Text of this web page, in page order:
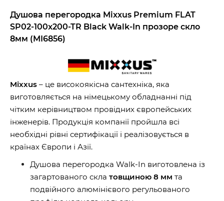
Душова перегородка Mixxus Premium FLAT
SP02-100x200-TR Black Walk-In прозоре скло
8мм (MI6856)
Mixxus – це високоякісна сантехніка, яка
виготовляється на німецькому обладнанні під
чітким керівництвом провідних європейських
інженерів. Продукція компанії пройшла всі
необхідні рівні сертифікації і реалізовується в
країнах Європи і Азії.
Душова перегородка Walk-In виготовлена із
загартованого скла товщиною 8 мм та
подвійного алюмінієвого регульованого